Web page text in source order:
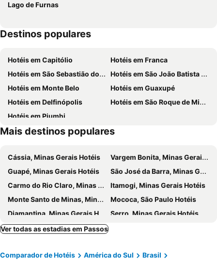
Lago de Furnas
Destinos populares
Hotéis em Capitólio
Hotéis em Franca
Hotéis em São Sebastião do Paraíso
Hotéis em São João Batista do Glória
Hotéis em Monte Belo
Hotéis em Guaxupé
Hotéis em Delfinópolis
Hotéis em São Roque de Minas
Hotéis em Piumhi
Mais destinos populares
Cássia, Minas Gerais Hotéis
Vargem Bonita, Minas Gerais Hotéis
Guapé, Minas Gerais Hotéis
São José da Barra, Minas Gerais Hotéis
Carmo do Rio Claro, Minas Gerais Hotéis
Itamogi, Minas Gerais Hotéis
Monte Santo de Minas, Minas Gerais Hotéis
Mococa, São Paulo Hotéis
Diamantina, Minas Gerais Hotéis
Serro, Minas Gerais Hotéis
Augusto de Lima, Minas Gerais Hotéis
Natal, Rio Grande do Norte Hotéis
Foz do Iguaçu, Paraná Hotéis
Ver todas as estadias em Passos
Comparador de Hotéis América do Sul
Brasil